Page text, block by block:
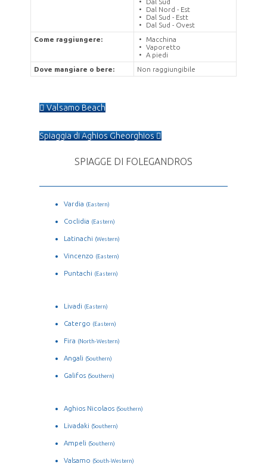
Dal Nord - Est
Dal Sud - Estt
Dal Sud - Ovest
Come raggiungere:
Macchina
Vaporetto
A piedi
Dove mangiare o bere:
Non raggiungibile
Valsamo Beach
Spiaggia di Aghios Gheorghios
SPIAGGE DI FOLEGANDROS
Vardia (Eastern)
Coclidia (Eastern)
Latinachi (Western)
Vincenzo (Eastern)
Puntachi (Eastern)
Livadi (Eastern)
Catergo (Eastern)
Fira (North-Western)
Angali (Southern)
Galifos (Southern)
Aghios Nicolaos (Southern)
Livadaki (Southern)
Ampeli (Southern)
Valsamo (South-Western)